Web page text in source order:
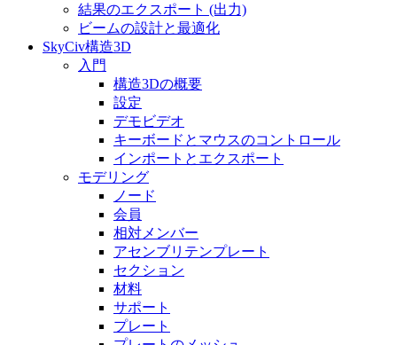
結果のエクスポート (出力)
ビームの設計と最適化
SkyCiv構造3D
入門
構造3Dの概要
設定
デモビデオ
キーボードとマウスのコントロール
インポートとエクスポート
モデリング
ノード
会員
相対メンバー
アセンブリテンプレート
セクション
材料
サポート
プレート